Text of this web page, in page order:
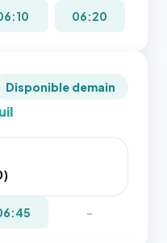
06:20
Disponible demain
-